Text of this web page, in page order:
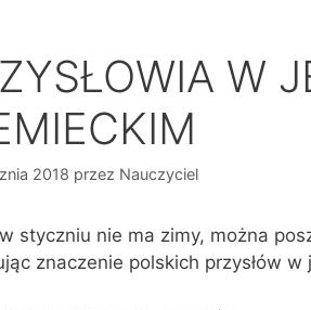
W
2018 przez Nauczyciel
styczniu nie ma zimy, można
znaczenie polskich przysłów